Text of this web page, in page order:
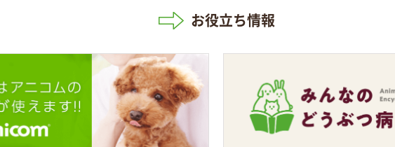
お役立ち情報